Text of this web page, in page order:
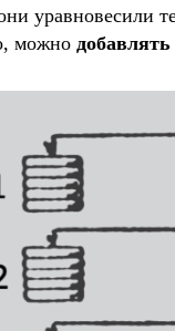
уравновесили
можно